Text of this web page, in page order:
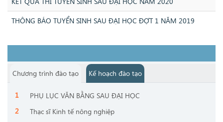
THÔNG BÁO TUYỂN SINH SAU ĐẠI HỌC ĐỢT 1 NĂM 2019
Chương trình đào tạo Kế hoạch đào tạo
PHỤ LỤC VĂN BẰNG SAU ĐẠI HỌC
Thạc sĩ Kinh tế nông nghiệp